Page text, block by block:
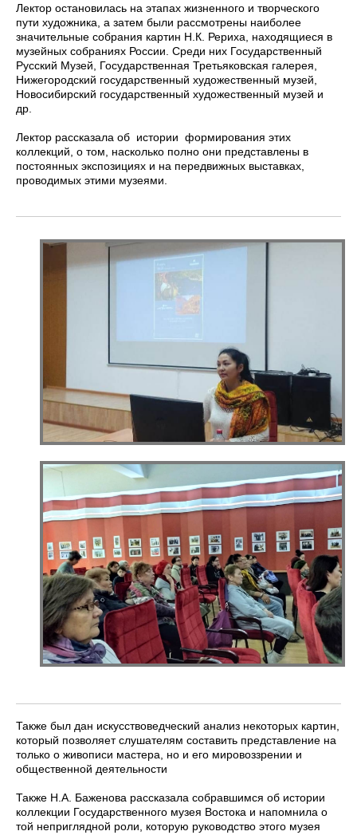
Лектор остановилась на этапах жизненного и творческого
пути художника, а затем были рассмотрены наиболее
значительные собрания картин Н.К. Рериха, находящиеся в
музейных собраниях России. Среди них Государственный
Русский Музей, Государственная Третьяковская галерея,
Нижегородский государственный художественный музей,
Новосибирский государственный художественный музей и
др.
Лектор рассказала об истории формирования этих
коллекций, о том, насколько полно они представлены в
постоянных экспозициях и на передвижных выставках,
проводимых этими музеями.
Также был дан искусствоведческий анализ некоторых картин,
который позволяет слушателям составить представление на
только о живописи мастера, но и его мировоззрении и
общественной деятельности
Также Н.А. Баженова рассказала собравшимся об истории
коллекции Государственного музея Востока и напомнила о
той неприглядной роли, которую руководство этого музея